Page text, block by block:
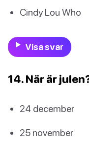
Cindy Lou Who
Visa svar
14. När är
24 december
25 november